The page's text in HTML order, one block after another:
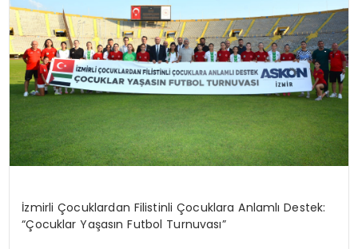
İzmirli Çocuklardan Filistinli Çocuklara Anlamlı Destek:
“Çocuklar Yaşasın Futbol Turnuvası”